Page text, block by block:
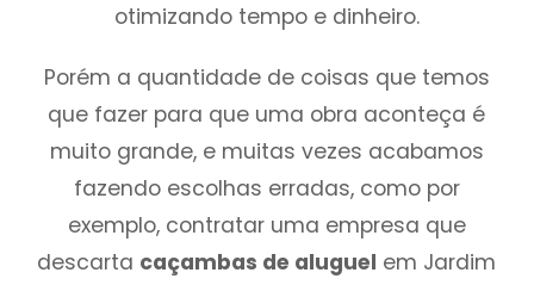
otimizando tempo e dinheiro.
Porém a quantidade de coisas que temos
que fazer para que uma obra aconteça é
muito grande, e muitas vezes acabamos
fazendo escolhas erradas, como por
exemplo, contratar uma empresa que
descarta caçambas de aluguel em Jardim